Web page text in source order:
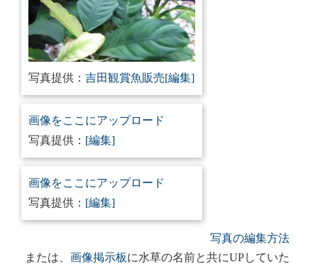
写真提供： 吉田観賞魚販売[編集]
画像をここにアップロード
写真提供： [編集]
画像をここにアップロード
写真提供： [編集]
写真の編集方法
または、 画像掲示板に水草の名前と共にUPしていた